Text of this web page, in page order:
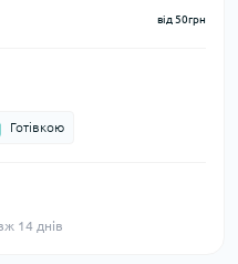
від 50грн
Готівкою
14 днів